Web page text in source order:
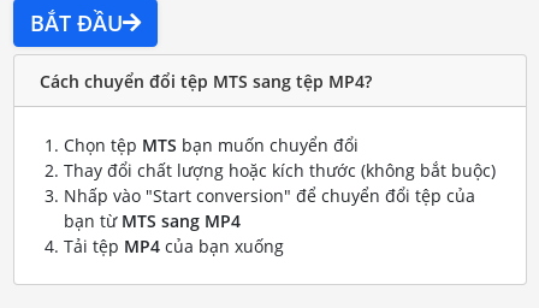
BẮT ĐẦU
Cách chuyển đổi tệp MTS sang tệp MP4?
Chọn tệp MTS bạn muốn chuyển đổi
Thay đổi chất lượng hoặc kích thước (không bắt buộc)
Nhấp vào "Start conversion" để chuyển đổi tệp của
bạn từ MTS sang MP4
Tải tệp MP4của bạn xuống